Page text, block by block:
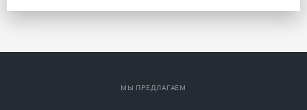
МЫ ПРЕДЛАГАЕМ